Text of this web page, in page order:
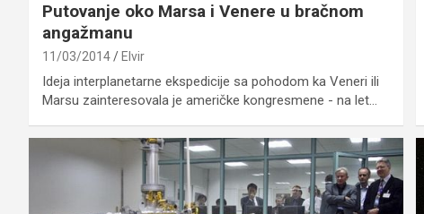
Putovanje oko Marsa i Venere u bračnom
angažmanu
11/03/2014 Elvir
Ideja interplanetarne ekspedicije sa pohodom ka Veneri ili
Marsu zainteresovala je američke kongresmene - na let…